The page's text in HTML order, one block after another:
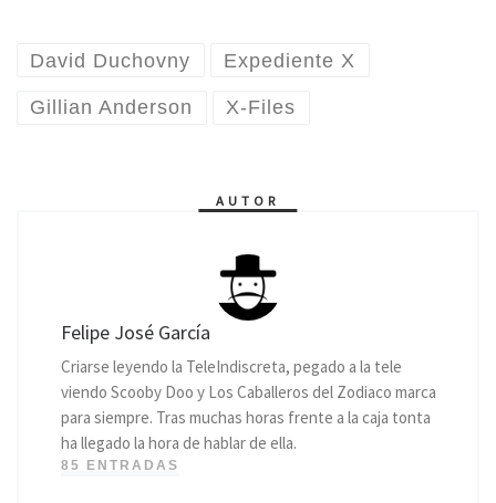
David Duchovny Expediente X
Gillian Anderson X-Files
AUTOR
Felipe José García
Criarse leyendo la TeleIndiscreta, pegado a la tele
viendo Scooby Doo y Los Caballeros del Zodiaco marca
para siempre. Tras muchas horas frente a la caja tonta
ha llegado la hora de hablar de ella.
85 ENTRADAS